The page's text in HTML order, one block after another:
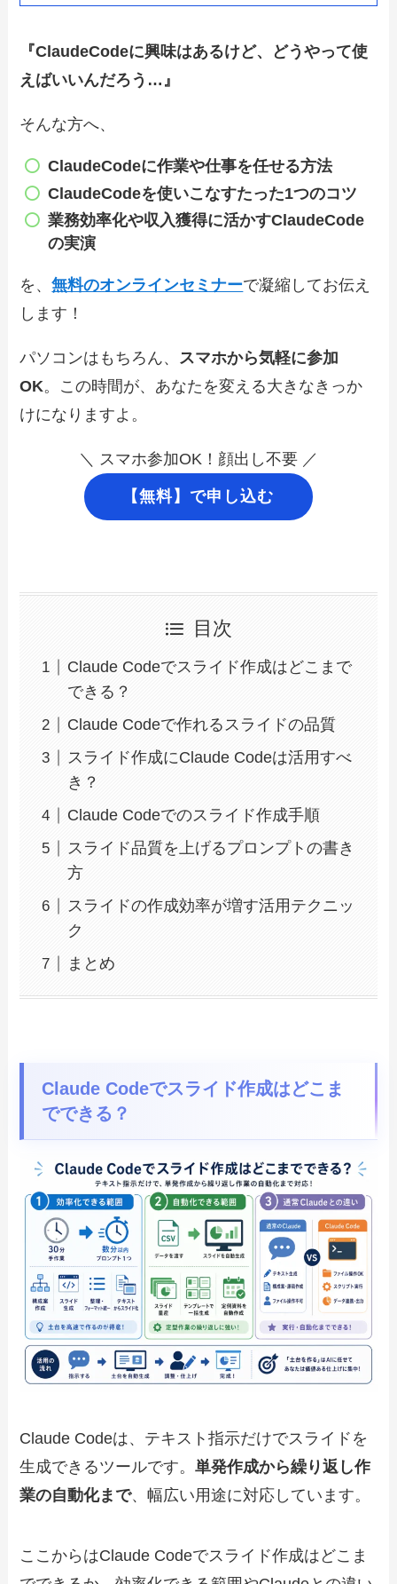
『ClaudeCodeに興味はあるけど、どうやって使
えばいいんだろう…』
そんな方へ、
ClaudeCodeに作業や仕事を任せる方法
ClaudeCodeを使いこなすたった1つのコツ
業務効率化や収入獲得に活かすClaudeCode
の実演
を、無料のオンラインセミナーで凝縮してお伝え
します！
パソコンはもちろん、 スマホから気軽に参加
OK。この時間が、あなたを変える大きなきっか
けになりますよ。
＼ スマホ参加OK！顔出し不要 ／
【無料】で申し込む
目次
Claude Codeでスライド作成はどこまで
できる？
Claude Codeで作れるスライドの品質
スライド作成にClaude Codeは活用すべ
き？
Claude Codeでのスライド作成手順
スライド品質を上げるプロンプトの書き
方
スライドの作成効率が増す活用テクニッ
ク
まとめ
Claude Codeでスライド作成はどこま
でできる？
Claude Codeは、テキスト指示だけでスライドを
生成できるツールです。単発作成から繰り返し作
業の自動化まで、幅広い用途に対応しています。
ここからはClaude Codeでスライド作成はどこま